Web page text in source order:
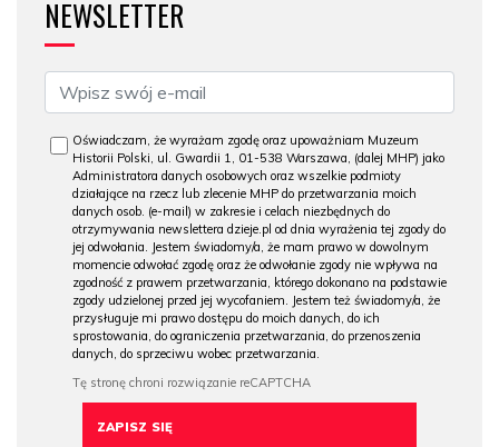
NEWSLETTER
Oświadczam, że wyrażam zgodę oraz upoważniam Muzeum
Historii Polski, ul. Gwardii 1, 01-538 Warszawa, (dalej MHP) jako
Administratora danych osobowych oraz wszelkie podmioty
działające na rzecz lub zlecenie MHP do przetwarzania moich
danych osob. (e-mail) w zakresie i celach niezbędnych do
otrzymywania newslettera dzieje.pl od dnia wyrażenia tej zgody do
jej odwołania. Jestem świadomy/a, że mam prawo w dowolnym
momencie odwołać zgodę oraz że odwołanie zgody nie wpływa na
zgodność z prawem przetwarzania, którego dokonano na podstawie
zgody udzielonej przed jej wycofaniem. Jestem też świadomy/a, że
przysługuje mi prawo dostępu do moich danych, do ich
sprostowania, do ograniczenia przetwarzania, do przenoszenia
danych, do sprzeciwu wobec przetwarzania.